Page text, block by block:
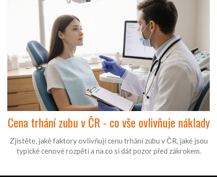
Cena trhání zubu v ČR - co vše ovlivňuje náklady
Zjistěte, jaké faktory ovlivňují cenu trhání zubu v ČR, jaké jsou
typické cenové rozpětí a na co si dát pozor před zákrokem.